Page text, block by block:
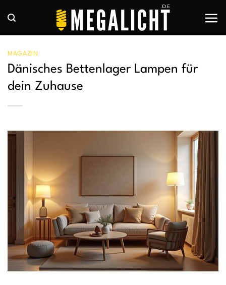
Inhalt
springen
MAGAZIN
Dänisches Bettenlager Lampen für
dein Zuhause